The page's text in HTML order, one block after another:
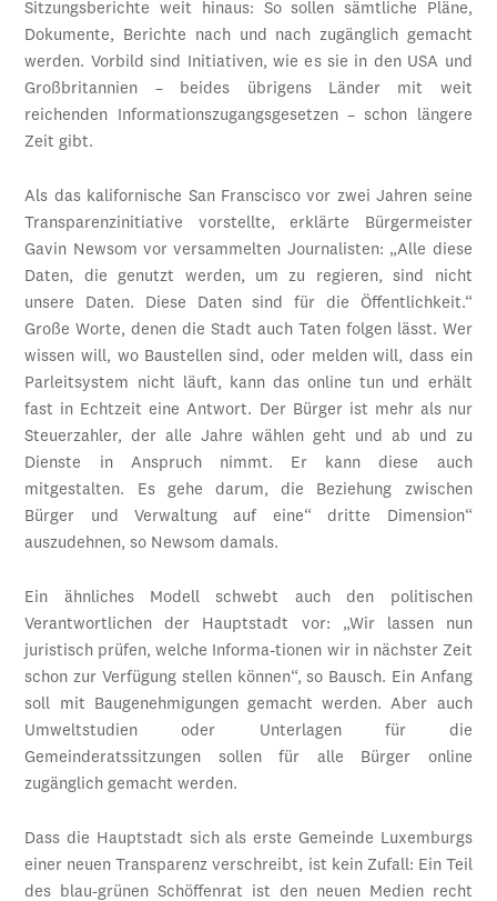
Sitzungsberichte weit hinaus: So sollen sämtliche Pläne,
Dokumente, Berichte nach und nach zugänglich gemacht
werden. Vorbild sind Initiativen, wie es sie in den USA und
Großbritannien – beides übrigens Länder mit weit
reichenden Informationszugangsgesetzen – schon längere
Zeit gibt.
Als das kalifornische San Franscisco vor zwei Jahren seine
Transparenzinitiative vorstellte, erklärte Bürgermeister
Gavin Newsom vor versammelten Journalisten: „Alle diese
Daten, die genutzt werden, um zu regieren, sind nicht
unsere Daten. Diese Daten sind für die Öffentlichkeit.“
Große Worte, denen die Stadt auch Taten folgen lässt. Wer
wissen will, wo Baustellen sind, oder melden will, dass ein
Parleitsystem nicht läuft, kann das online tun und erhält
fast in Echtzeit eine Antwort. Der Bürger ist mehr als nur
Steuerzahler, der alle Jahre wählen geht und ab und zu
Dienste in Anspruch nimmt. Er kann diese auch
mitgestalten. Es gehe darum, die Beziehung zwischen
Bürger und Verwaltung auf eine“ dritte Dimension“
auszudehnen, so Newsom damals.
Ein ähnliches Modell schwebt auch den politischen
Verantwortlichen der Hauptstadt vor: „Wir lassen nun
juristisch prüfen, welche Informa-tionen wir in nächster Zeit
schon zur Verfügung stellen können“, so Bausch. Ein Anfang
soll mit Baugenehmigungen gemacht werden. Aber auch
Umweltstudien oder Unterlagen für die
Gemeinderatssitzungen sollen für alle Bürger online
zugänglich gemacht werden.
Dass die Hauptstadt sich als erste Gemeinde Luxemburgs
einer neuen Transparenz verschreibt, ist kein Zufall: Ein Teil
des blau-grünen Schöffenrat ist den neuen Medien recht